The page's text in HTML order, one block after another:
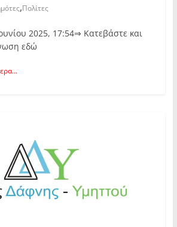
,Πολίτες
2025, 17:54⇒ Κατεβάστε και
εδώ